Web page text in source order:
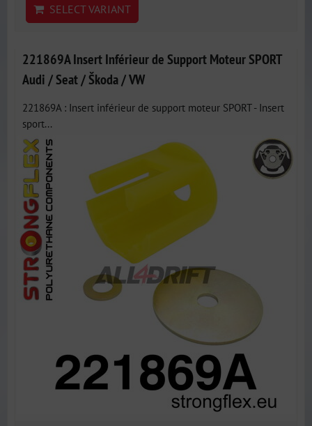
SELECT VARIANT
221869A Insert Inférieur de Support Moteur SPORT
Audi / Seat / Škoda / VW
221869A : Insert inférieur de support moteur SPORT - Insert
sport...